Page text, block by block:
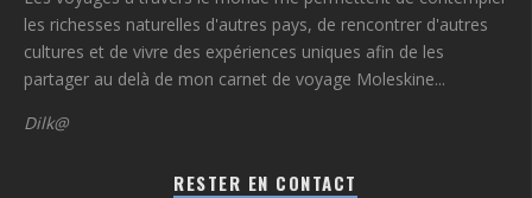
les richesses naturelles d'autres pays, de rencontrer d'autres
cultures et de vivre des expériences uniques afin de les
partager au delà de mon carnet de voyage Moleskine...
Dilk@
RESTER EN CONTACT